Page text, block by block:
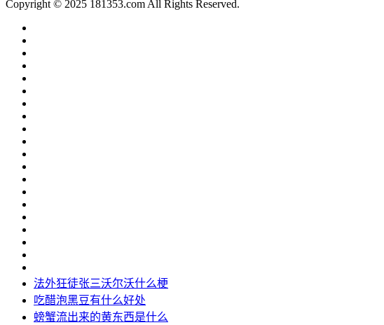
Copyright © 2025 181353.com All Rights Reserved.
法外狂徒张三沃尔沃什么梗
吃醋泡黑豆有什么好处
螃蟹流出来的黄东西是什么